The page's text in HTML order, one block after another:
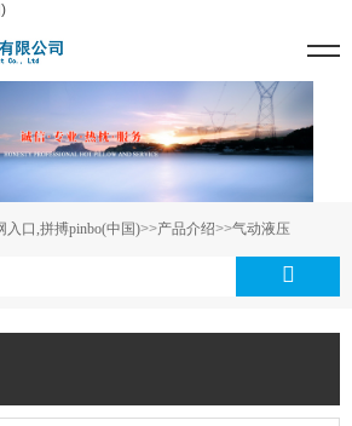
入口,拼搏pinbo(中国)>>产品介绍>>气动液压